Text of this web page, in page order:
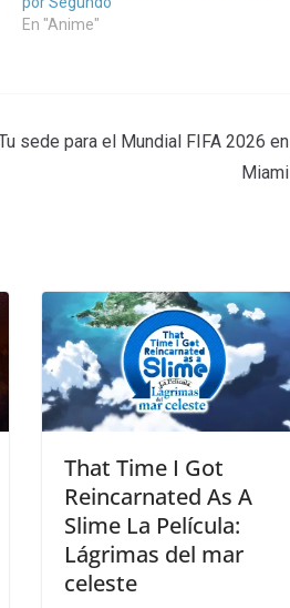
En "Anime"
sede para el Mundial FIFA 2026 en
Miami
That Time I Got
Reincarnated As A
Slime La Película:
Lágrimas del mar
celeste